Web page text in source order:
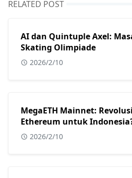
RELATED POST
AI dan Quintuple Axel:
Skating Olimpiade
2026/2/10
MegaETH Mainnet:
Ethereum untuk
2026/2/10